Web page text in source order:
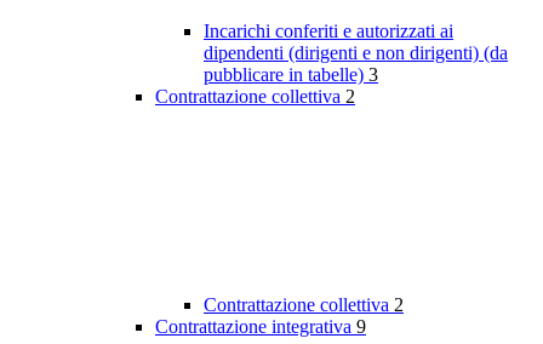
Incarichi conferiti e autorizzati ai
dipendenti (dirigenti e non dirigenti) (da
pubblicare in tabelle) 3
Contrattazione collettiva 2
Contrattazione collettiva 2
Contrattazione integrativa 9